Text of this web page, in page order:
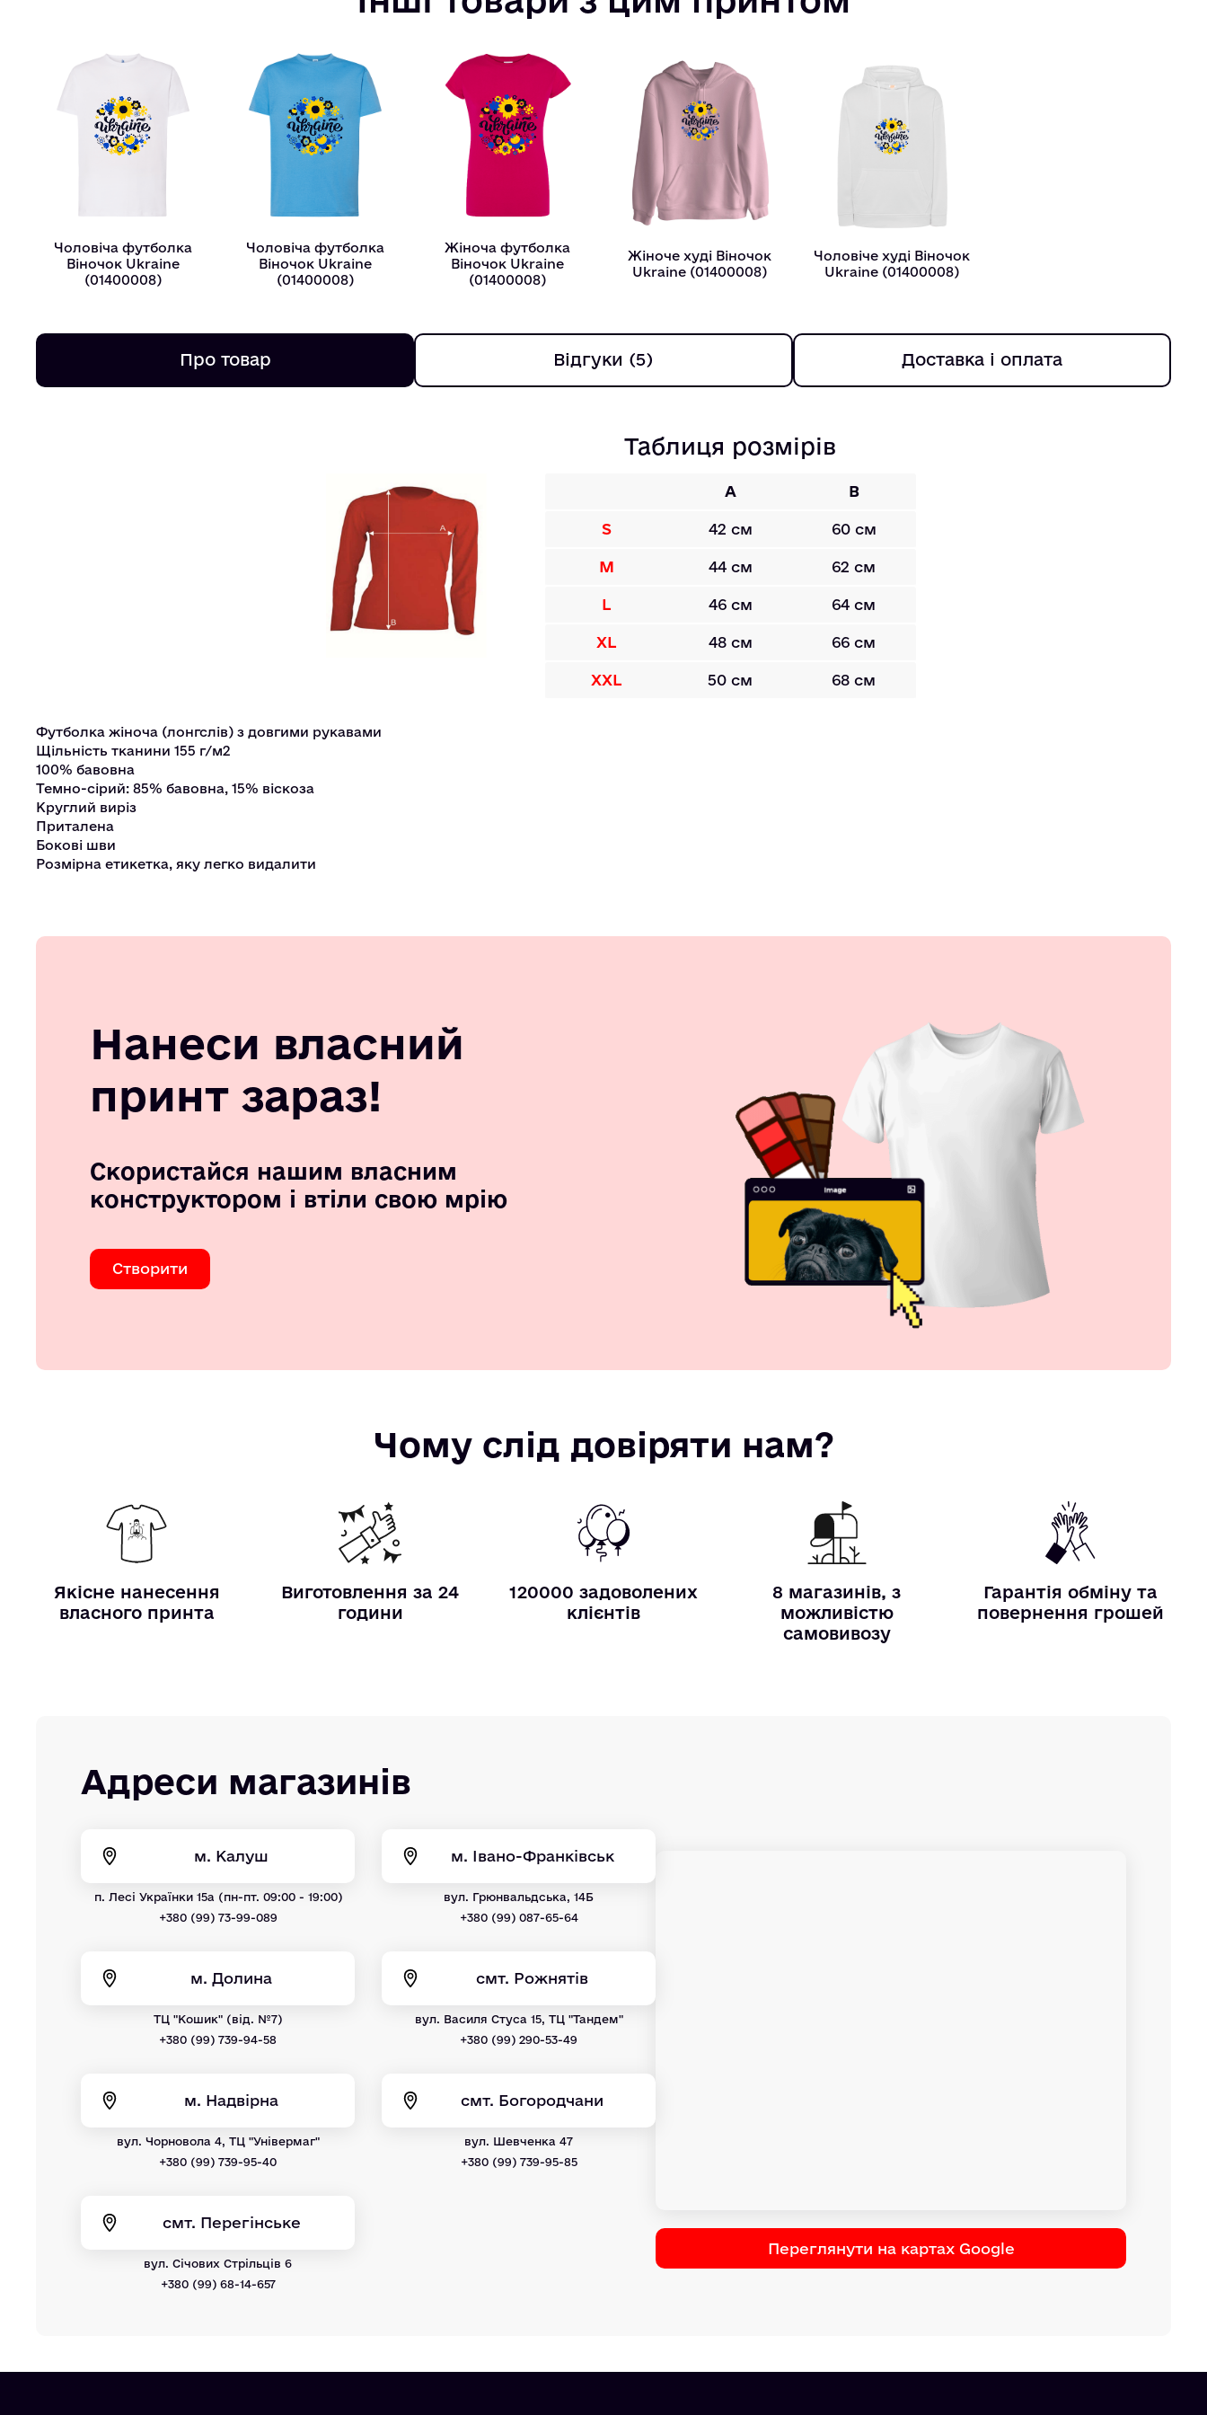
Чоловіча футболка
Віночок Ukraine
(01400008)
Чоловіча футболка
Віночок Ukraine
(01400008)
Жіноча футболка
Віночок Ukraine
(01400008)
Жіноче худі Віночок
Ukraine (01400008)
Чоловіче худі Віночок
Ukraine (01400008)
Про товар Відгуки (5) Доставка і оплата
Таблиця розмірів
A B
S 42 см 60 см
M 44 см 62 см
L 46 см 64 см
XL 48 см 66 см
XXL 50 см 68 см
Футболка жіноча (лонгслів) з довгими рукавами
Щільність тканини 155 г/м2
100% бавовна
Темно-сірий: 85% бавовна, 15% віскоза
Круглий виріз
Приталена
Бокові шви
Розмірна етикетка, яку легко видалити
Нанеси власний
принт зараз!
Скористайся нашим власним
конструктором і втіли свою мрію
Створити
Чому слід довіряти нам?
Якісне нанесення
власного принта
Виготовлення за 24
години
120000 задоволених
клієнтів
8 магазинів, з
можливістю
самовивозу
Гарантія обміну та
повернення грошей
Адреси магазинів
м. Калуш
п. Лесі Українки 15а (пн-пт. 09:00 - 19:00)
+380 (99) 73-99-089
м. Івано-Франківськ
вул. Грюнвальдська, 14Б
+380 (99) 087-65-64
м. Долина
ТЦ "Кошик" (від. №7)
+380 (99) 739-94-58
смт. Рожнятів
вул. Василя Стуса 15, ТЦ "Тандем"
+380 (99) 290-53-49
м. Надвірна
вул. Чорновола 4, ТЦ "Універмаг"
+380 (99) 739-95-40
смт. Богородчани
вул. Шевченка 47
+380 (99) 739-95-85
смт. Перегінське
вул. Січових Стрільців 6
+380 (99) 68-14-657
Переглянути на картах Google